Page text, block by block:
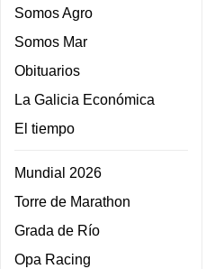
Somos Agro
Somos Mar
Obituarios
La Galicia Económica
El tiempo
Mundial 2026
Torre de Marathon
Grada de Río
Opa Racing